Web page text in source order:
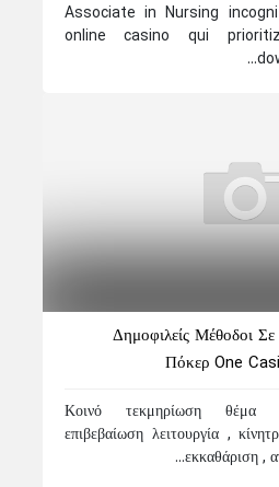
Associate in Nursing
online casino qui
Δημοφιλείς Μέθοδοι
Πόκερ One
Κοινό τεκμηρίωση θέμα
επιβεβαίωση λειτουργία ,
εκκαθάριση ,